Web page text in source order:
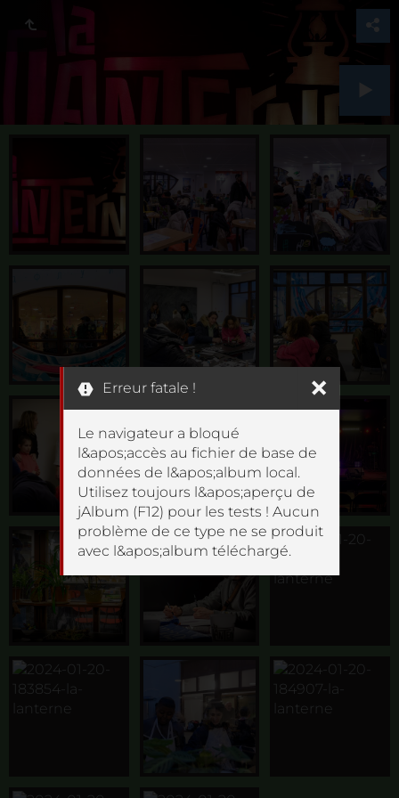
Erreur fatale !
Le navigateur a bloqué
l&apos;accès au fichier de base de
données de l&apos;album local.
Utilisez toujours l&apos;aperçu de
jAlbum (F12) pour les tests ! Aucun
problème de ce type ne se produit
avec l&apos;album téléchargé.